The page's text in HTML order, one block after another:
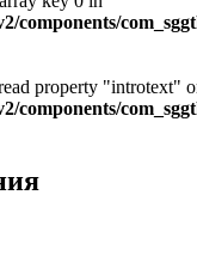
components/
property "introtext"
components/